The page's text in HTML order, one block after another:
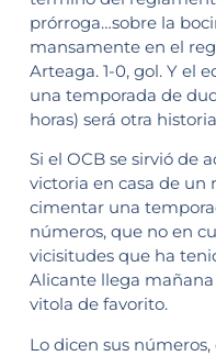
prórroga…sobre la
mansamente en el
Arteaga. 1-0, gol. Y el
una temporada de
horas) será otra
Si el OCB se sirvió de
victoria en casa de un
cimentar una
números, que no en
vicisitudes que ha
Alicante llega
vitola de favorito.
Lo dicen sus